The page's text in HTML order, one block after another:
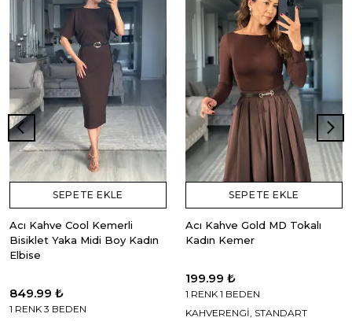
SEPETE EKLE
Acı Kahve Cool Kemerli
Bisiklet Yaka Midi Boy Kadın
Elbise
849.99 ₺
1 RENK 3 BEDEN
SEPETE EKLE
Acı Kahve Gold MD Tokalı
Kadın Kemer
199.99 ₺
1 RENK 1 BEDEN
KAHVERENGİ, STANDART